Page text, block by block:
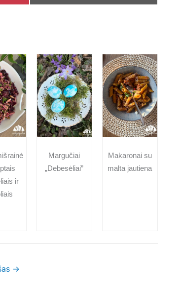
ir
Margučiai
„Debesėliai”
Makaronai su
malta jautiena
→